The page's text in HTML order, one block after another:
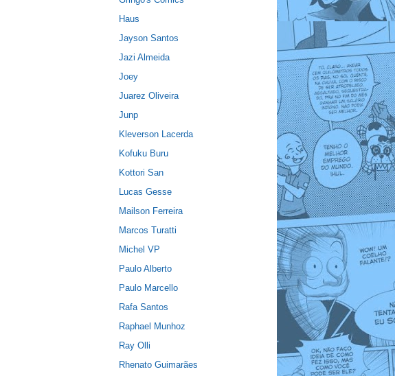
Haus
Jayson Santos
Jazi Almeida
Joey
Juarez Oliveira
Junp
Kleverson Lacerda
Kofuku Buru
Kottori San
Lucas Gesse
Mailson Ferreira
Marcos Turatti
Michel VP
Paulo Alberto
Paulo Marcello
Rafa Santos
Raphael Munhoz
Ray Olli
Rhenato Guimarães